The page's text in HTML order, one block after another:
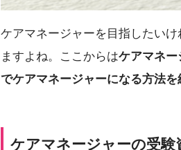
ケアマネージャーを目指したい
ますよね。ここからはケアマネー
でケアマネージャーになる方法を
ケアマネージャーの受験